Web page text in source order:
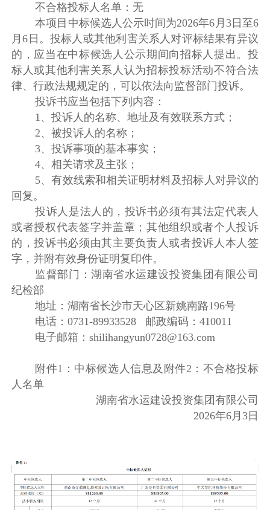
不合格投标人名单：无
本项目中标候选人公示时间为2026年6月3日至6
月6日。投标人或其他利害关系人对评标结果有异议
的，应当在中标候选人公示期间向招标人提出。投
标人或其他利害关系人认为招标投标活动不符合法
律、行政法规规定的，可以依法向监督部门投诉。
投诉书应当包括下列内容：
1、投诉人的名称、地址及有效联系方式；
2、被投诉人的名称；
3、投诉事项的基本事实；
4、相关请求及主张；
5、有效线索和相关证明材料及招标人对异议的
回复。
投诉人是法人的，投诉书必须有其法定代表人
或者授权代表签字并盖章；其他组织或者个人投诉
的，投诉书必须由其主要负责人或者投诉人本人签
字，并附有效身份证明复印件。
监督部门：湖南省水运建设投资集团有限公司
纪检部
地址：湖南省长沙市天心区新姚南路196号
电话：0731-89933528 邮政编码：410011
电子邮箱：shilihangyun0728@163.com
附件1：中标候选人信息及附件2：不合格投标
人名单
湖南省水运建设投资集团有限公司
2026年6月3日